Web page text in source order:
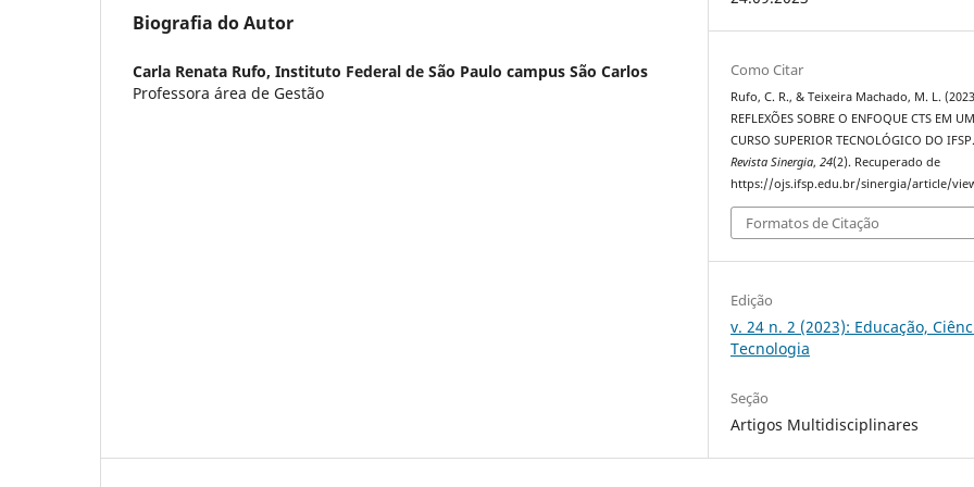
Biografia do Autor
Carla Renata Rufo, Instituto Federal de São Paulo campus São Carlos
Professora área de Gestão
Como Citar
Rufo, C. R., & Teixeira Machado, M. L.
REFLEXÕES SOBRE O ENFOQUE CTS EM UM
CURSO SUPERIOR TECNOLÓGICO DO IFSP.
Revista Sinergia,24(2). Recuperado de
https://ojs.ifsp.edu.br/sinergia/article/
Formatos de Citação
Edição
v. 24 n. 2 (2023): Educação,
Tecnologia
Seção
Artigos Multidisciplinares